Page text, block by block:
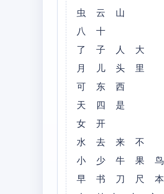
虫 云 山
八 十
了 子 人 大
月 儿 头 里
可 东 西
天 四 是
女 开
水 去 来 不
小 少 牛 果 鸟
早 书 刀 尺 本